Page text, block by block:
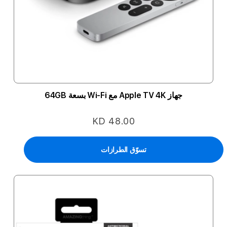
جهاز Apple TV 4K مع Wi-Fi بسعة 64GB
KD 48.00
تسوّق الطرازات